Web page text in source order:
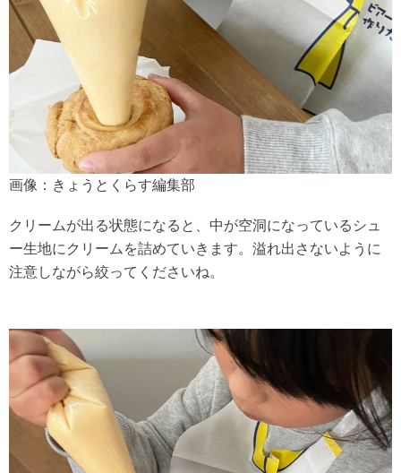
画像：きょうとくらす編集部
クリームが出る状態になると、中が空洞になっているシュ
ー生地にクリームを詰めていきます。溢れ出さないように
注意しながら絞ってくださいね。